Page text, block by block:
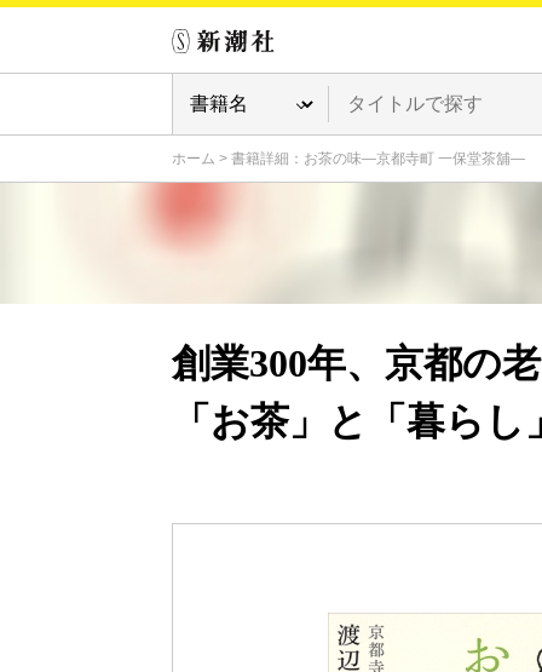
ホーム > 書籍詳細：お茶の味―京都寺町 一保堂茶舖―
創業300年、京都の
「お茶」と「暮ら